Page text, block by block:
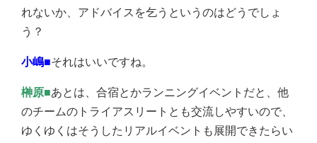
れないか、アドバイスを乞うというのはどうでしょ
う？
小嶋■それはいいですね。
榊原■あとは、合宿とかランニングイベントだと、他
のチームのトライアスリートとも交流しやすいので、
ゆくゆくはそうしたリアルイベントも展開できたらい